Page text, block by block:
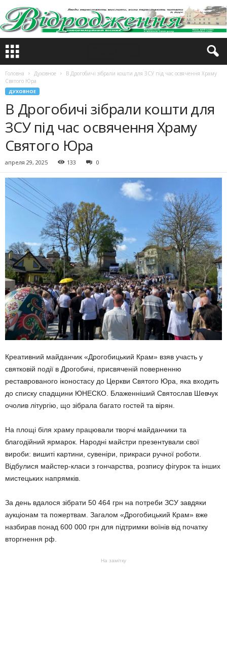
Головна Духовное
В Дрогобичі зібрали кошти для ЗСУ під час освячення Храму
Святого Юра
ДУХОВНОЕ
В Дрогобичі зібрали кошти для
ЗСУ під час освячення Храму
Святого Юра
апреля 29, 2025 133 0
Креативний майданчик «Дрогобицький Крам» взяв участь у
святковій події в Дрогобичі, присвяченій поверненню
реставрованого іконостасу до Церкви Святого Юра, яка входить
до списку спадщини ЮНЕСКО. Блаженніший Святослав Шевчук
очолив літургію, що зібрала багато гостей та вірян.
На площі біля храму працювали творчі майданчики та
благодійний ярмарок. Народні майстри презентували свої
вироби: вишиті картини, сувеніри, прикраси ручної роботи.
Відбулися майстер-класи з гончарства, розпису фігурок та інших
мистецьких напрямків.
За день вдалося зібрати 50 464 грн на потреби ЗСУ завдяки
аукціонам та пожертвам. Загалом «Дрогобицький Крам» вже
назбирав понад 600 000 грн для підтримки воїнів від початку
вторгнення рф.
На замітку